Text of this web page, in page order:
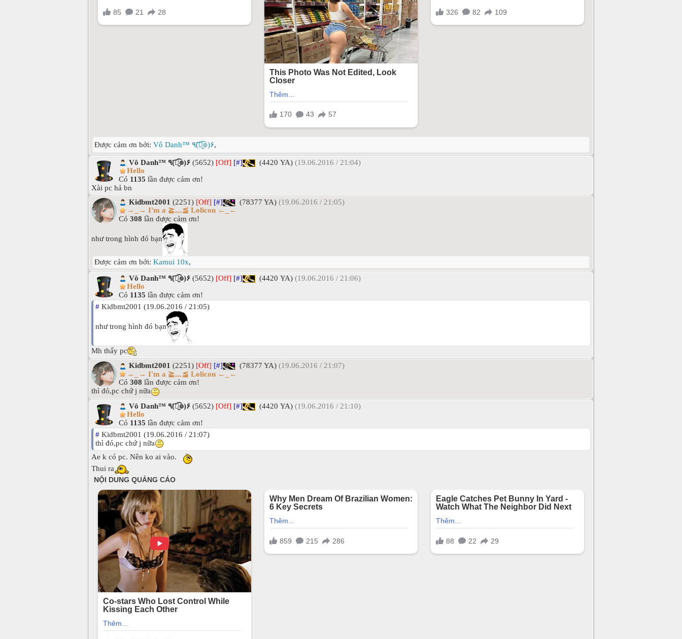
Được cảm ơn bởi: Vô Danh™ ٩(͡๏̮͡๏)۶,
Vô Danh™ ٩(͡๏̮͡๏)۶ (5652) [Off] [#] (4420 YA) (19.06.2016 / 21:04)
Hello
Có 1135 lần được cảm ơn!
Xài pc hả bn
Kidbmt2001 (2251) [Off] [#] (78377 YA) (19.06.2016 / 21:05)
→_→ I'm a ≧﹏≦ Lolicon ←_←
Có 308 lần được cảm ơn!
như trong hình đó bạn
Được cảm ơn bởi: Kamui 10x,
Vô Danh™ ٩(͡๏̮͡๏)۶ (5652) [Off] [#] (4420 YA) (19.06.2016 / 21:06)
Hello
Có 1135 lần được cảm ơn!
# Kidbmt2001 (19.06.2016 / 21:05)
như trong hình đó bạn
Mh thấy pc
Kidbmt2001 (2251) [Off] [#] (78377 YA) (19.06.2016 / 21:07)
→_→ I'm a ≧﹏≦ Lolicon ←_←
Có 308 lần được cảm ơn!
thì đó,pc chứ j nữa
Vô Danh™ ٩(͡๏̮͡๏)۶ (5652) [Off] [#] (4420 YA) (19.06.2016 / 21:10)
Hello
Có 1135 lần được cảm ơn!
# Kidbmt2001 (19.06.2016 / 21:07)
thì đó,pc chứ j nữa
Ae k có pc. Nên ko ai vào.
Thui ra